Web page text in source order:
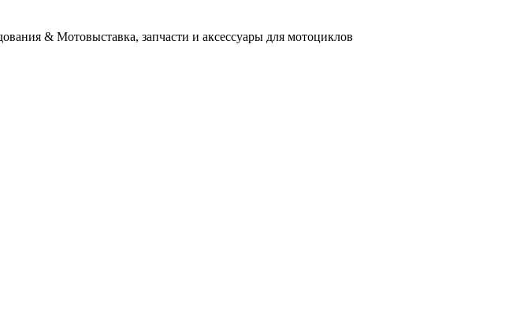
& Мотовыставка, запчасти и аксессуары для мотоциклов